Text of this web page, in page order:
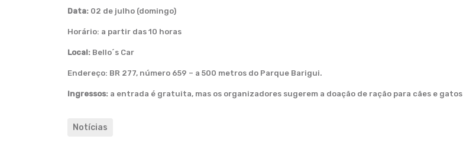
Data: 02 de julho (domingo)
Horário: a partir das 10 horas
Local: Bello´s Car
Endereço: BR 277, número 659 – a 500 metros do Parque Barigui.
Ingressos: a entrada é gratuita, mas os organizadores sugerem a doação de ração para cães e gatos
Notícias